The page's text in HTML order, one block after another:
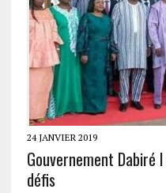
24 JANVIER 2019
Gouvernement Dabiré
défis